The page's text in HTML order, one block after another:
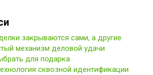
закрываются сами, а другие
механизм деловой удачи
для подарка
сквозной идентификации